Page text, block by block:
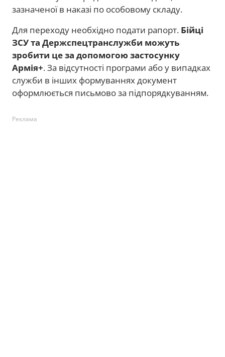
зазначеної в наказі по особовому складу.
Для переходу необхідно подати рапорт. Бійці
ЗСУ та Держспецтранслужби можуть
зробити це за допомогою застосунку
Армія+. За відсутності програми або у випадках
служби в інших формуваннях документ
оформлюється письмово за підпорядкуванням.
Реклама